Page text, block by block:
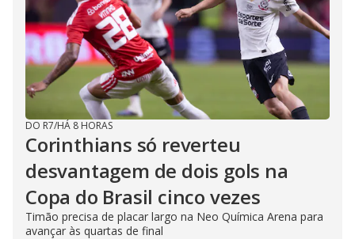
DO R7/HÁ 8 HORAS
Corinthians só reverteu
desvantagem de dois gols na
Copa do Brasil cinco vezes
Timão precisa de placar largo na Neo Química Arena para
avançar às quartas de final